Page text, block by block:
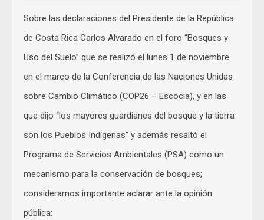
Sobre las declaraciones del Presidente de la República
de Costa Rica Carlos Alvarado en el foro “Bosques y
Uso del Suelo” que se realizó el lunes 1 de noviembre
en el marco de la Conferencia de las Naciones Unidas
sobre Cambio Climático (COP26 – Escocia), y en las
que dijo “los mayores guardianes del bosque y la tierra
son los Pueblos Indígenas” y además resaltó el
Programa de Servicios Ambientales (PSA) como un
mecanismo para la conservación de bosques;
consideramos importante aclarar ante la opinión
pública: